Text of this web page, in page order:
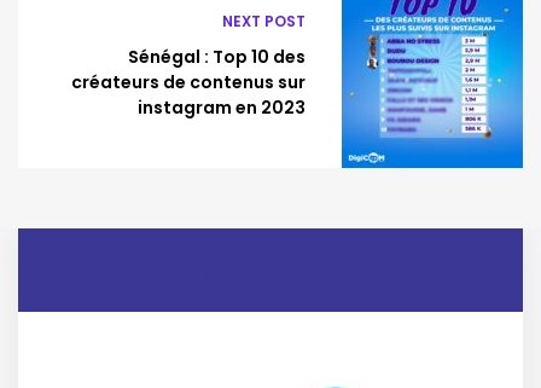
NEXT POST
Sénégal : Top 10 des
créateurs de contenus sur
instagram en 2023